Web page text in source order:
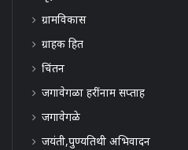
ग्रामविकास
ग्राहक हित
चिंतन
जगावेगळा हरींनाम सप्ताह
जगावेगळे
जयंती,पुण्यतिथी अभिवादन